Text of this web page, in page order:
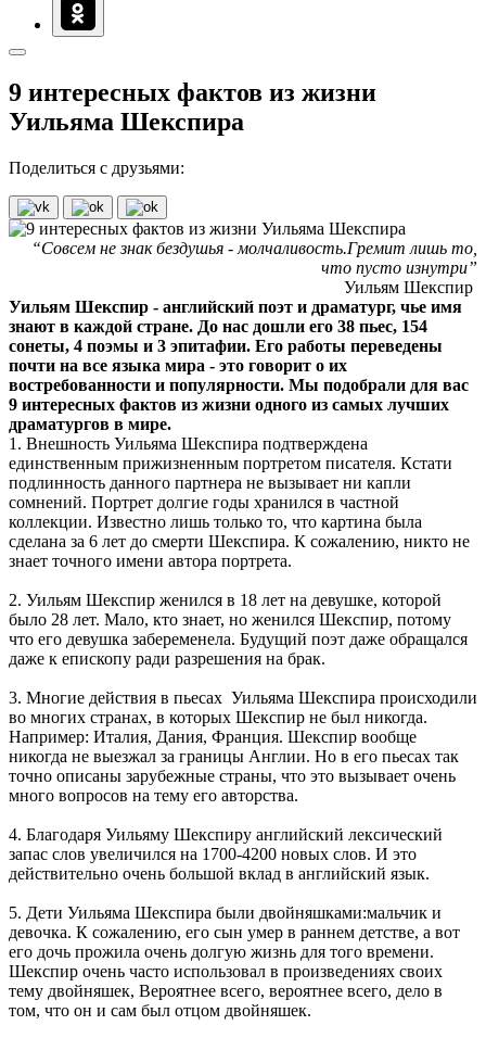
9 интересных фактов из жизни
Уильяма Шекспира
Поделиться с друзьями:
“Совсем не знак бездушья - молчаливость.Гремит лишь то,
что пусто изнутри”
Уильям Шекспир
Уильям Шекспир - английский поэт и драматург, чье имя
знают в каждой стране. До нас дошли его 38 пьес, 154
сонеты, 4 поэмы и 3 эпитафии. Его работы переведены
почти на все языка мира - это говорит о их
востребованности и популярности. Мы подобрали для вас
9 интересных фактов из жизни одного из самых лучших
драматургов в мире.
1. Внешность Уильяма Шекспира подтверждена
единственным прижизненным портретом писателя. Кстати
подлинность данного партнера не вызывает ни капли
сомнений. Портрет долгие годы хранился в частной
коллекции. Известно лишь только то, что картина была
сделана за 6 лет до смерти Шекспира. К сожалению, никто не
знает точного имени автора портрета.
2. Уильям Шекспир женился в 18 лет на девушке, которой
было 28 лет. Мало, кто знает, но женился Шекспир, потому
что его девушка забеременела. Будущий поэт даже обращался
даже к епископу ради разрешения на брак.
3. Многие действия в пьесах Уильяма Шекспира происходили
во многих странах, в которых Шекспир не был никогда.
Например: Италия, Дания, Франция. Шекспир вообще
никогда не выезжал за границы Англии. Но в его пьесах так
точно описаны зарубежные страны, что это вызывает очень
много вопросов на тему его авторства.
4. Благодаря Уильяму Шекспиру английский лексический
запас слов увеличился на 1700-4200 новых слов. И это
действительно очень большой вклад в английский язык.
5. Дети Уильяма Шекспира были двойняшками:мальчик и
девочка. К сожалению, его сын умер в раннем детстве, а вот
его дочь прожила очень долгую жизнь для того времени.
Шекспир очень часто использовал в произведениях своих
тему двойняшек, Вероятнее всего, вероятнее всего, дело в
том, что он и сам был отцом двойняшек.